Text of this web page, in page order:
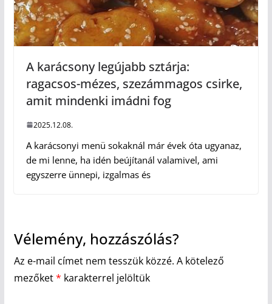
A karácsony legújabb sztárja:
ragacsos-mézes, szezámmagos csirke,
amit mindenki imádni fog
2025.12.08.
A karácsonyi menü sokaknál már évek óta ugyanaz,
de mi lenne, ha idén beújítanál valamivel, ami
egyszerre ünnepi, izgalmas és
Vélemény, hozzászólás?
Az e-mail címet nem tesszük közzé. A kötelező
mezőket* karakterrel jelöltük